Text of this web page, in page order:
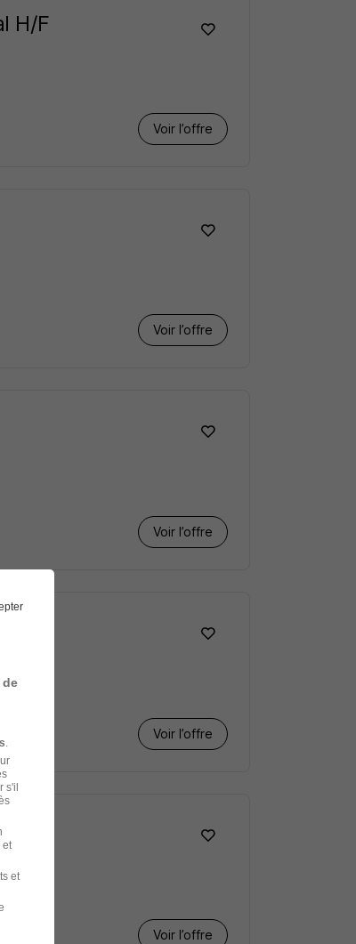
H/F
Voir l’offre
Voir l’offre
Voir l’offre
Voir l’offre
Voir l’offre
de
s'il
et
et